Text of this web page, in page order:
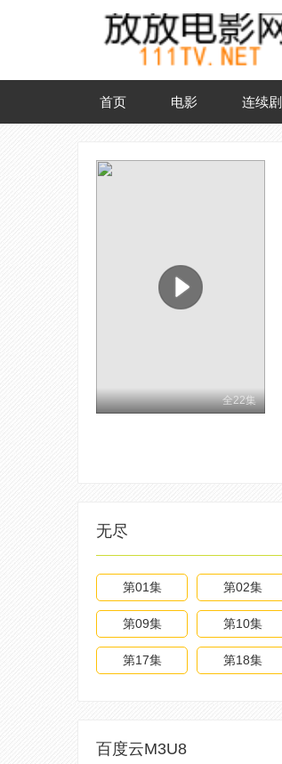
首页 电影 连续剧
全22集
无尽
第01集 第02集
第09集 第10集
第17集 第18集
百度云M3U8